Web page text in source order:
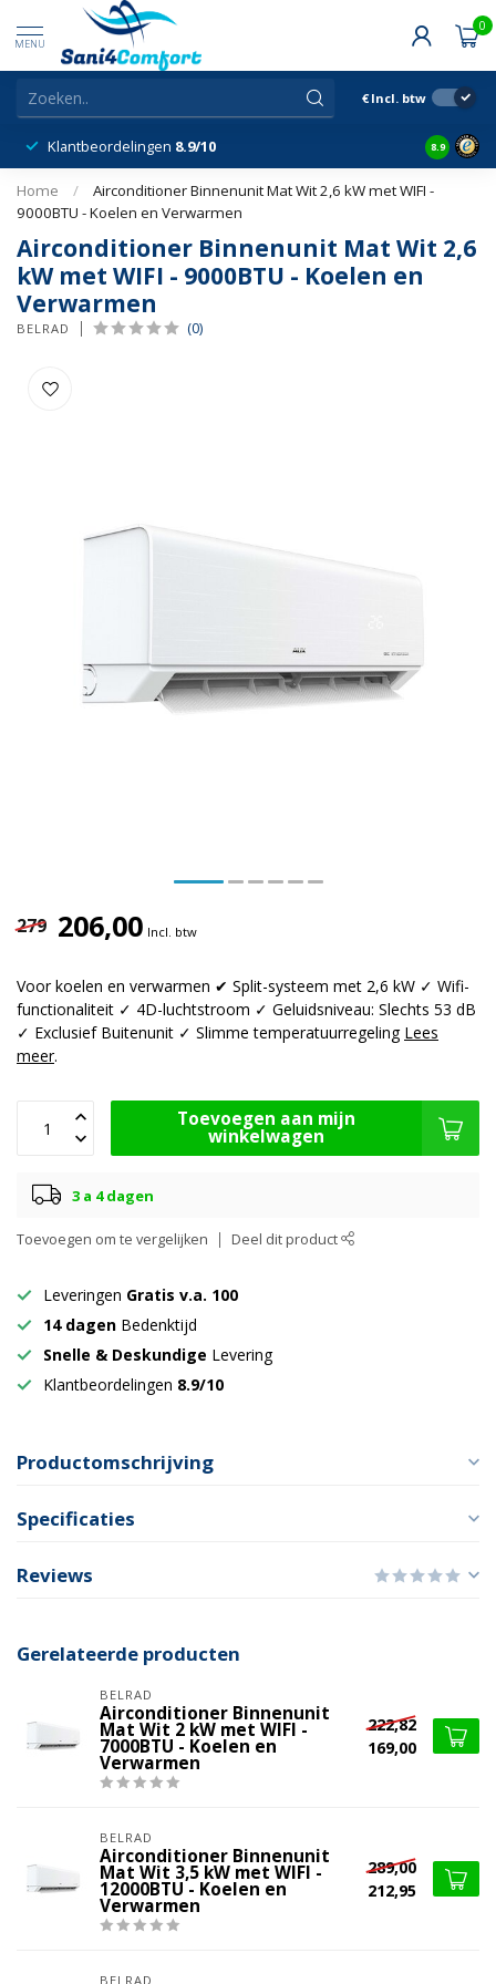
MENU
0
€ Incl. btw
Klantbeordelingen 8.9/10 8.9
Home /
Airconditioner Binnenunit Mat Wit 2,6 kW met WIFI -
9000BTU - Koelen en Verwarmen
Airconditioner Binnenunit Mat Wit 2,6
kW met WIFI - 9000BTU - Koelen en
Verwarmen
BELRAD (0)
279 206,00 Incl. btw
Voor koelen en verwarmen ✔ Split-systeem met 2,6 kW ✓ Wifi-
functionaliteit ✓ 4D-luchtstroom ✓ Geluidsniveau: Slechts 53 dB
✓ Exclusief Buitenunit ✓ Slimme temperatuurregeling Lees
meer.
Toevoegen aan mijn
winkelwagen
3 a 4 dagen
Toevoegen om te vergelijken Deel dit product
Leveringen Gratis v.a. 100
14 dagen Bedenktijd
Snelle & Deskundige Levering
Klantbeordelingen 8.9/10
Productomschrijving
Specificaties
Reviews
Gerelateerde producten
BELRAD
Airconditioner Binnenunit
Mat Wit 2 kW met WIFI -
7000BTU - Koelen en
Verwarmen
222,82
169,00
BELRAD
Airconditioner Binnenunit
Mat Wit 3,5 kW met WIFI -
12000BTU - Koelen en
Verwarmen
289,00
212,95
BELRAD